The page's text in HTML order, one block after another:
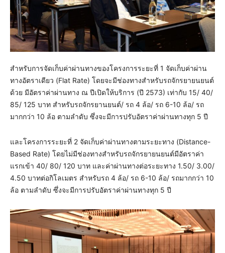
สำหรับการจัดเก็บค่าผ่านทางของโครงการระยะที่ 1 จัดเก็บค่าผ่าน
ทางอัตราเดียว (Flat Rate) โดยจะมีช่องทางสำหรับรถจักรยายนยนต์
ด้วย มีอัตราค่าผ่านทาง ณ ปีเปิดให้บริการ (ปี 2573) เท่ากับ 15/ 40/
85/ 125 บาท สำหรับรถจักรยานยนต์/ รถ 4 ล้อ/ รถ 6-10 ล้อ/ รถ
มากกว่า 10 ล้อ ตามลำดับ ซึ่งจะมีการปรับอัตราค่าผ่านทางทุก 5 ปี
และโครงการระยะที่ 2 จัดเก็บค่าผ่านทางตามระยะทาง (Distance-
Based Rate) โดยไม่มีช่องทางสำหรับรถจักรยายนยนต์มีอัตราค่า
แรกเข้า 40/ 80/ 120 บาท และค่าผ่านทางต่อระยะทาง 1.50/ 3.00/
4.50 บาทต่อกิโลเมตร สำหรับรถ 4 ล้อ/ รถ 6-10 ล้อ/ รถมากกว่า 10
ล้อ ตามลำดับ ซึ่งจะมีการปรับอัตราค่าผ่านทางทุก 5 ปี